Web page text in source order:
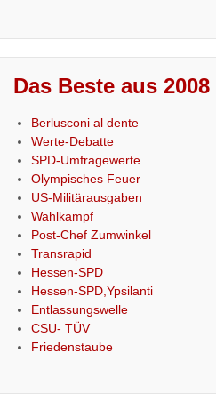
Das Beste aus 2008
Berlusconi al dente
Werte-Debatte
SPD-Umfragewerte
Olympisches Feuer
US-Militärausgaben
Wahlkampf
Post-Chef Zumwinkel
Transrapid
Hessen-SPD
Hessen-SPD,Ypsilanti
Entlassungswelle
CSU- TÜV
Friedenstaube